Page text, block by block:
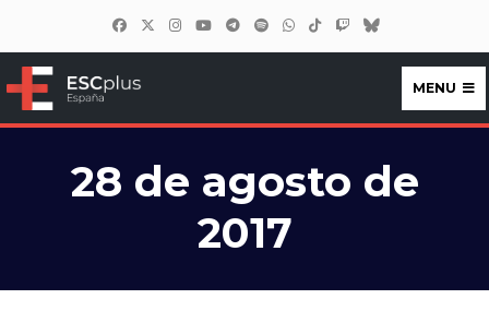
ESCplus España
MENU
28 de agosto de
2017